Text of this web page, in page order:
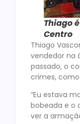
Thiago
Centro
Thiago
vendedor na
passado, o
crimes,
“Eu estava
bobeada e o
ver a